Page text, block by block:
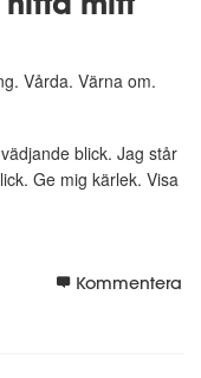
Vårda. Värna om.
blick. Jag står
Ge mig kärlek. Visa
Kommentera